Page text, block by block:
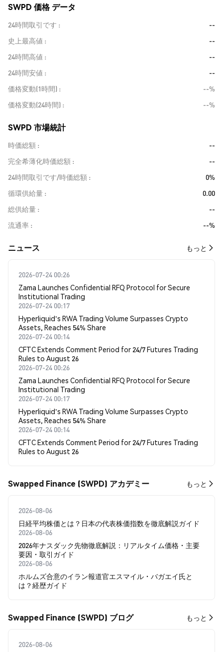
SWPD 価格 データ
24時間取引です
--
史上最高値
--
24時間高値
--
24時間安値
--
価格変動(1時間)
--%
価格変動(24時間)
--%
SWPD 市場統計
時価総額
--
完全希薄化時価総額
--
24時間取引です/時価総額
0%
循環供給量
0.00
総供給量
--
流通率
--%
​​ニュース​​ もっと
2026-07-24 00:26
Zama Launches Confidential RFQ Protocol for Secure
Institutional Trading
2026-07-24 00:17
Hyperliquid's RWA Trading Volume Surpasses Crypto
Assets, Reaches 54% Share
2026-07-24 00:14
CFTC Extends Comment Period for 24/7 Futures Trading
Rules to August 26
2026-07-24 00:26
Zama Launches Confidential RFQ Protocol for Secure
Institutional Trading
2026-07-24 00:17
Hyperliquid's RWA Trading Volume Surpasses Crypto
Assets, Reaches 54% Share
2026-07-24 00:14
CFTC Extends Comment Period for 24/7 Futures Trading
Rules to August 26
Swapped Finance (SWPD) アカデミー もっと
2026-08-06
日経平均株価とは？日本の代表株価指数を徹底解説ガイド
2026-08-06
2026年ナスダック先物徹底解説：リアルタイム価格・主要
要因・取引ガイド
2026-08-06
ホルムズ合意のイラン報道官エスマイル・バガエイ氏と
は？経歴ガイド
Swapped Finance (SWPD) ブログ もっと
2026-08-06